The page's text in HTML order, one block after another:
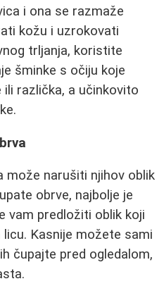
i ona se razmaže
kožu i uzrokovati
trljanja, koristite
šminke s očiju koje
različka, a učinkovito
može narušiti njihov oblik
obrve, najbolje je
vam predložiti oblik koji
Kasnije možete sami
čupajte pred ogledalom,